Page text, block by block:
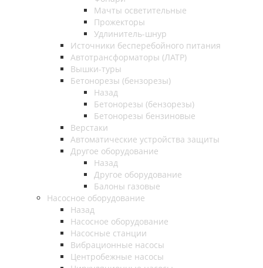
Мачты осветительные
Прожекторы
Удлинитель-шнур
Источники бесперебойного питания
Автотрансформаторы (ЛАТР)
Вышки-туры
Бетонорезы (бензорезы)
Назад
Бетонорезы (бензорезы)
Бетонорезы бензиновые
Верстаки
Автоматические устройства защиты
Другое оборудование
Назад
Другое оборудование
Балоны газовые
Насосное оборудование
Назад
Насосное оборудование
Насосные станции
Вибрационные насосы
Центробежные насосы